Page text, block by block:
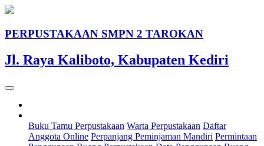
PERPUSTAKAAN SMPN 2 TAROKAN
Jl. Raya Kaliboto, Kabupaten Kediri
Buku Tamu Perpustakaan Warta Perpustakaan Daftar
Anggota Online Perpanjang Peminjaman Mandiri Permintaan